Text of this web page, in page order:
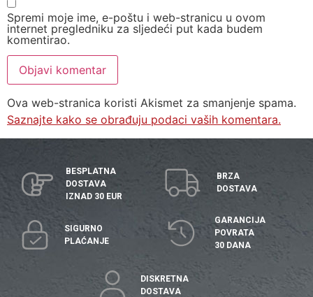
Spremi moje ime, e-poštu i web-stranicu u ovom
internet pregledniku za sljedeći put kada budem
komentirao.
Ova web-stranica koristi Akismet za smanjenje spama.
Saznajte kako se obrađuju podaci vaših komentara.
BESPLATNA
DOSTAVA
IZNAD 30 EUR
BRZA
DOSTAVA
SIGURNO
PLAĆANJE
GARANCIJA
POVRATA
30 DANA
DISKRETNA
DOSTAVA